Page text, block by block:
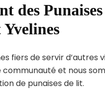
des
fiers de servir d’autres
et nous
de punaises de lit.